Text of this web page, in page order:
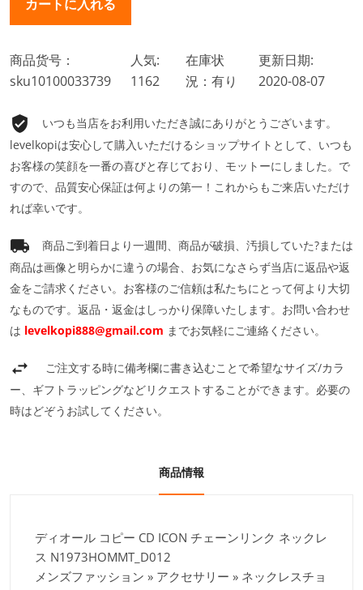
商品货号：
sku10100033739
人気:
1162
在庫状
況：有り
更新日期:
2020-08-07
いつも当店をお利用いただき誠にありがとうございます。
levelkopiは安心して購入いただけるショップサイトとして、いつも
お客様の笑顔を一番の喜びと存じており、モットーにしました。で
すので、品質安心保証は何よりの第一！これからもご来店いただけ
れば幸いです。
商品ご到着日より一週間、商品が破損、汚損していた?または
商品は画像と明らかに違うの場合、お気になさらず当店に返品や返
金をご請求ください。お客様のご信頼は私たちにとって何より大切
なものです。返品・返金はしっかり保障いたします。お問い合わせ
は levelkopi888@gmail.com までお気軽にご連絡ください。
ご注文する時に備考欄に書き込むことで希望なサイズ/カラ
ー、ギフトラッピングなどリクエストすることができます。必要の
時はどぞうお試してください。
商品情報
ディオール コピー CD ICON チェーンリンク ネックレ
ス N1973HOMMT_D012
メンズファッション » アクセサリー » ネックレスチョ